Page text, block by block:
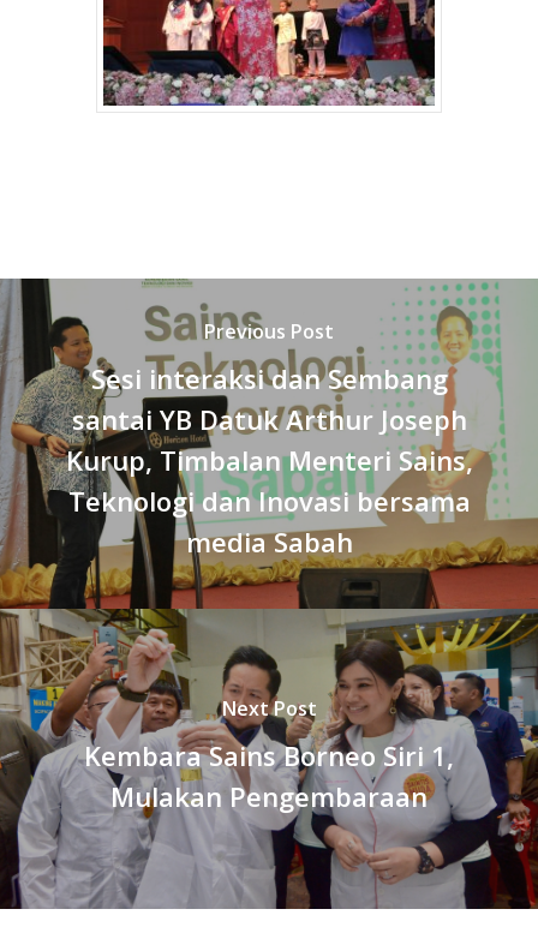
Previous Post
Sesi interaksi dan Sembang
santai YB Datuk Arthur Joseph
Kurup, Timbalan Menteri Sains,
Teknologi dan Inovasi bersama
media Sabah
Next Post
Kembara Sains Borneo Siri 1,
Mulakan Pengembaraan